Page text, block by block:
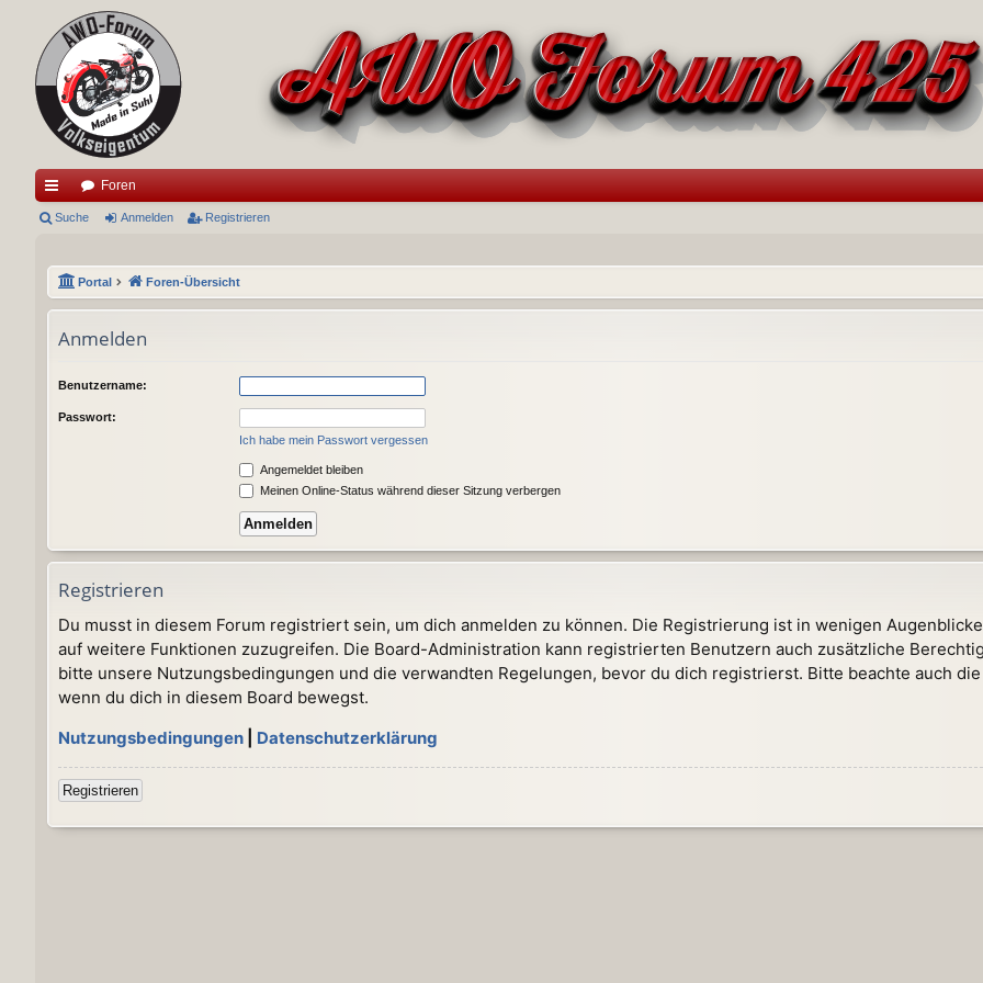
ch
ug
Foren
Suche Anmelden Registrieren
Portal Foren-Übersicht
Anmelden
Benutzername:
Passwort:
Ich habe mein Passwort vergessen
Angemeldet bleiben
Meinen Online-Status während dieser Sitzung verbergen
Registrieren
Du musst in diesem Forum registriert sein, um dich anmelden zu können. Die Registrierung ist in wenigen
auf weitere Funktionen zuzugreifen. Die Board-Administration kann registrierten Benutzern auch zusätzliche
bitte unsere Nutzungsbedingungen und die verwandten Regelungen, bevor du dich registrierst. Bitte beachte auch
wenn du dich in diesem Board bewegst.
Nutzungsbedingungen
Datenschutzerklärung
Registrieren